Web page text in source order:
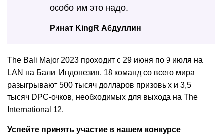
особо им это надо.
Ринат KingR Абдуллин
The Bali Major 2023 проходит с 29 июня по 9 июля на
LAN на Бали, Индонезия. 18 команд со всего мира
разыгрывают 500 тысяч долларов призовых и 3,5
тысяч DPC-очков, необходимых для выхода на The
International 12.
Успейте принять участие в нашем конкурсе